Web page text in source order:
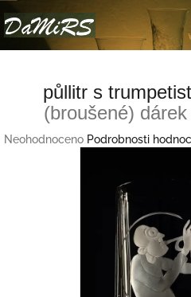
na
obsah
půllitr s
(broušené)
Průměrné
Neohodnoceno Podrobnosti